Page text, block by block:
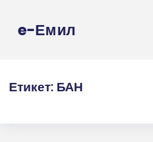
e-Емил
Етикет: БАН